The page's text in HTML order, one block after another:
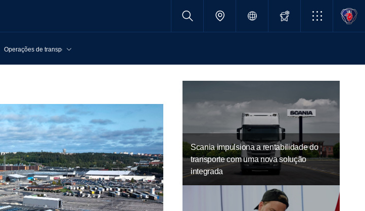
Operações de transporte
Scania impulsiona a rentabilidade do
transporte com uma nova solução
integrada